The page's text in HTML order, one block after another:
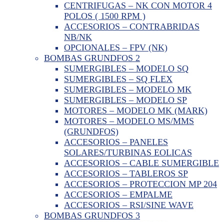
CENTRIFUGAS – NK CON MOTOR 4
POLOS ( 1500 RPM )
ACCESORIOS – CONTRABRIDAS
NB/NK
OPCIONALES – FPV (NK)
BOMBAS GRUNDFOS 2
SUMERGIBLES – MODELO SQ
SUMERGIBLES – SQ FLEX
SUMERGIBLES – MODELO MK
SUMERGIBLES – MODELO SP
MOTORES – MODELO MK (MARK)
MOTORES – MODELO MS/MMS
(GRUNDFOS)
ACCESORIOS – PANELES
SOLARES/TURBINAS EOLICAS
ACCESORIOS – CABLE SUMERGIBLE
ACCESORIOS – TABLEROS SP
ACCESORIOS – PROTECCION MP 204
ACCESORIOS – EMPALME
ACCESORIOS – RSI/SINE WAVE
BOMBAS GRUNDFOS 3